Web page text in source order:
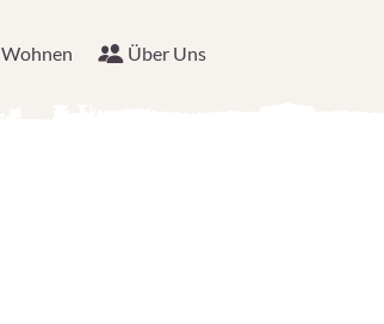
Wohnen Über Uns